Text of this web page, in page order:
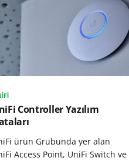
Controller Yazılım
ürün Grubunda yer alan
Access Point, UniFi Switch ve